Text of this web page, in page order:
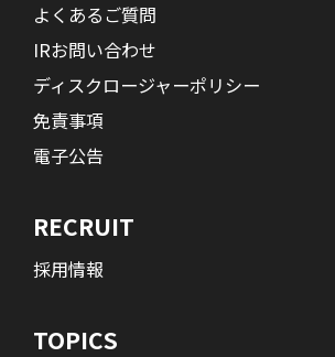
よくあるご質問
IRお問い合わせ
ディスクロージャーポリシー
免責事項
電子公告
RECRUIT
採用情報
TOPICS